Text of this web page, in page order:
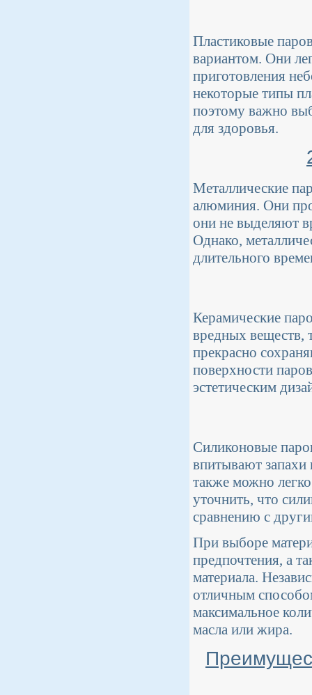
Пластиковые
вариантом. Они
приготовления
некоторые типы
поэтому важно
для здоровья.
Металлические
алюминия. Они
они не выделяют
Однако,
длительного
Керамические
вредных веществ,
прекрасно
поверхности
эстетическим
Силиконовые
впитывают
также можно
уточнить, что
сравнению с
При выборе
предпочтения, а
материала.
отличным
максимальное
масла или жира.